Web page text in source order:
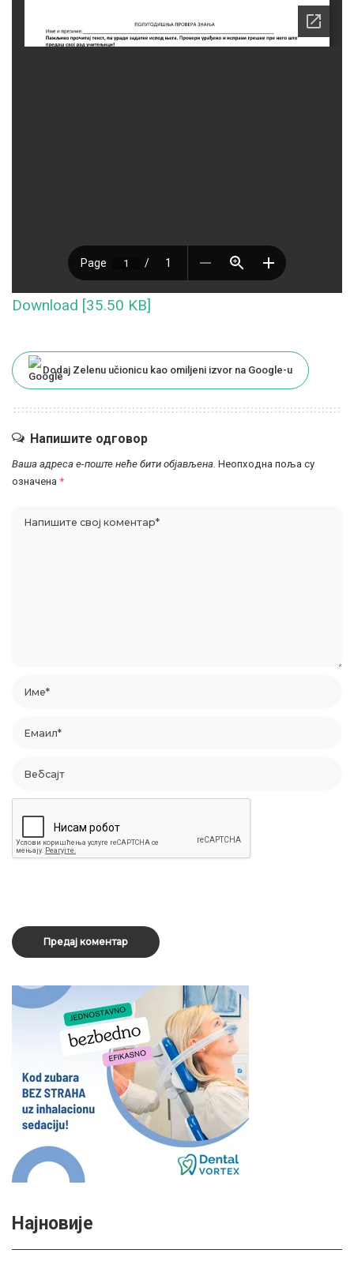
Download [35.50 KB]
Dodaj Zelenu učionicu kao omiljeni izvor na Google-u
Напишите одговор
Ваша адреса е-поште неће бити објављена. Неопходна поља су
означена *
Најновије